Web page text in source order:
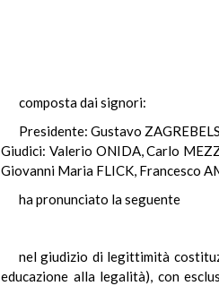
composta dai signori:
Presidente: Gustavo
Giudici: Valerio ONIDA, Carlo
Giovanni Maria FLICK, Francesco
ha pronunciato la seguente
nel giudizio di legittimità
educazione alla legalità), con